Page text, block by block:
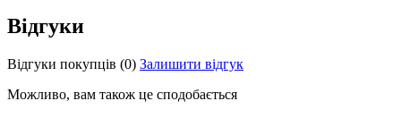
Відгуки
Відгуки покупців (0) Залишити відгук
Можливо, вам також це сподобається